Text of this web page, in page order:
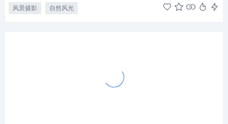
风景摄影 自然风光